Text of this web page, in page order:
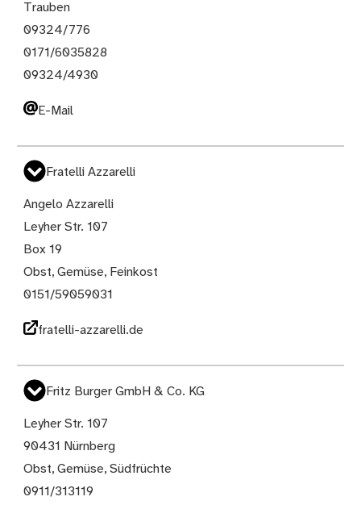
Trauben
09324/776
0171/6035828
09324/4930
E-Mail
Fratelli Azzarelli
Angelo Azzarelli
Leyher Str. 107
Box 19
Obst, Gemüse, Feinkost
0151/59059031
fratelli-azzarelli.de
Fritz Burger GmbH & Co. KG
Leyher Str. 107
90431 Nürnberg
Obst, Gemüse, Südfrüchte
0911/313119